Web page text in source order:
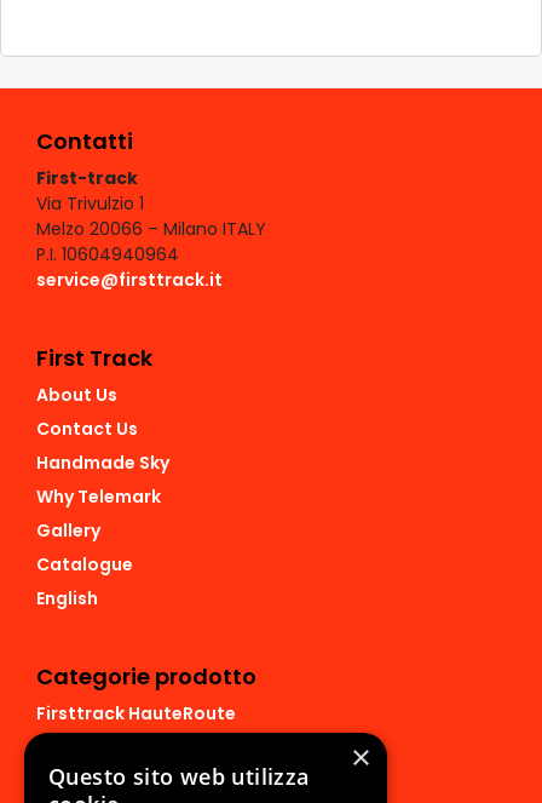
Contatti
First-track
Via Trivulzio 1
Melzo 20066 – Milano ITALY
P.I. 10604940964
service@firsttrack.it
First Track
About Us
Contact Us
Handmade Sky
Why Telemark
Gallery
Catalogue
English
Categorie prodotto
Firsttrack HauteRoute
Firsttrack Sonar 120
×
Questo sito web utilizza